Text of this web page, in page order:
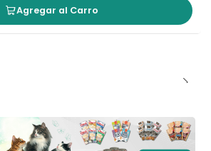
Agregar al Carro